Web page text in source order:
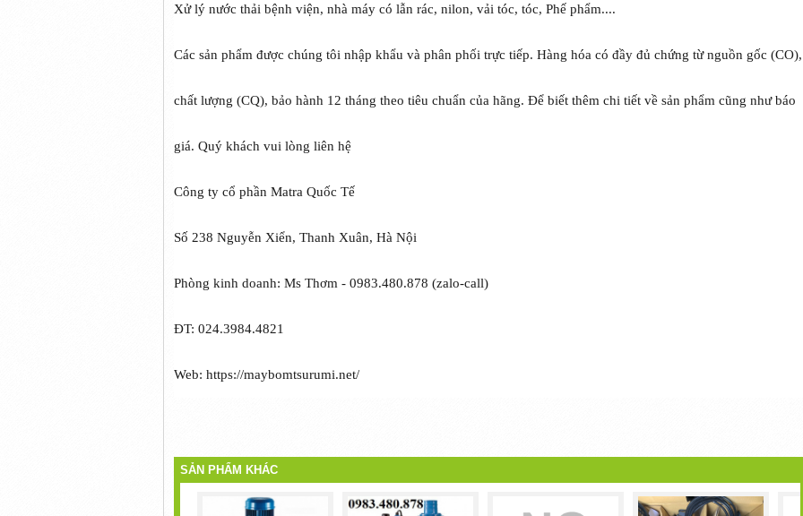
Xử lý nước thải bệnh viện, nhà máy có lẫn rác, nilon, vải tóc, tóc, Phế phẩm....
Các sản phẩm được chúng tôi nhập khẩu và phân phối trực tiếp. Hàng hóa có đầy đủ chứng từ nguồn gốc (CO),
chất lượng (CQ), bảo hành 12 tháng theo tiêu chuẩn của hãng. Để biết thêm chi tiết về sản phẩm cũng như báo
giá. Quý khách vui lòng liên hệ
Công ty cổ phần Matra Quốc Tế
Số 238 Nguyễn Xiển, Thanh Xuân, Hà Nội
Phòng kinh doanh: Ms Thơm - 0983.480.878 (zalo-call)
ĐT: 024.3984.4821
Web: https://maybomtsurumi.net/
SẢN PHẨM KHÁC